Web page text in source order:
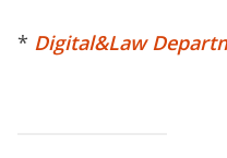
* Digital&Law